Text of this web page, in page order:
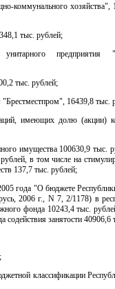
коммунального хозяйства",
тыс. рублей;
унитарного предприятия
тыс. рублей;
"Брестместпром", 16439,8 тыс.
имеющих долю (акции)
имущества 100630,9 тыс.
в том числе на
137,7 тыс. рублей;
года "О бюджете
2006 г., N 7, 2/1178) в
фонда 10243,4 тыс.
занятости 40906,6
классификации